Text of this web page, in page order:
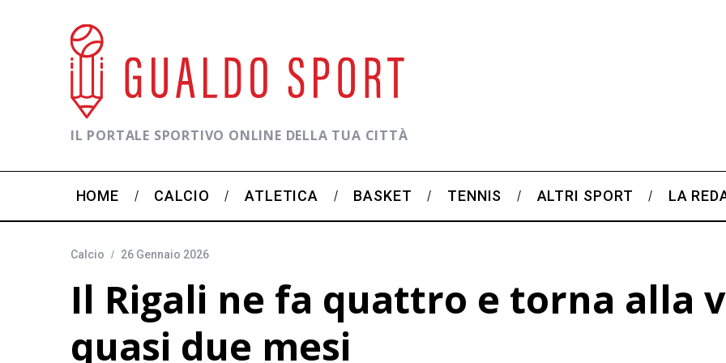
IL PORTALE SPORTIVO ONLINE DELLA TUA CITTÀ
HOME CALCIO ATLETICA BASKET TENNIS ALTRI SPORT LA
Calcio 26 Gennaio 2026
Il Rigali ne fa quattro e torna alla
quasi due mesi